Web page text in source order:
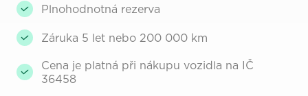
Plnohodnotná rezerva
Záruka 5 let nebo 200 000 km
Cena je platná při nákupu vozidla na IČ
36458